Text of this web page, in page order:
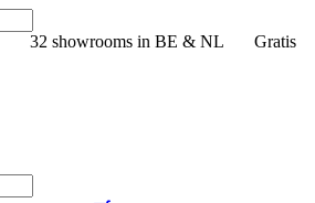
32 showrooms in BE & NL
Gratis